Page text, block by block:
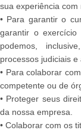
sua experiência com
• Para garantir o
garantir o exercício
podemos,
processos judiciais e
• Para colaborar
competente ou de
• Proteger seus
da nossa empresa.
• Colaborar com os